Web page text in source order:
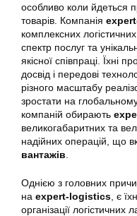
особливо коли йдеться
товарів. Компанія
комплексних
спектр послуг та
якісної співпраці. Їхні
досвід і передові
різного масштабу
зростати на
компаній обирають
великогабаритних та
надійних операцій, що
вантажів
Однією з головних
на expert-logistics , є
організації логістичних